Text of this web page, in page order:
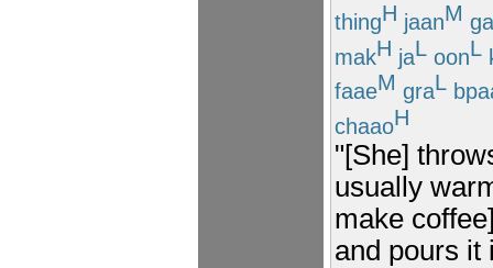
thingH jaanM
makH jaL oonL
faaeM graL
chaaoH
"[She]
usually
make
and pours it